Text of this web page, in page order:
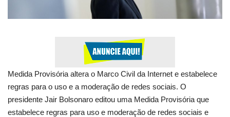
Internacional
Brasil
Medida Provisória altera o Marco Civil da Internet e estabelece
regras para o uso e a moderação de redes sociais. O
presidente Jair Bolsonaro editou uma Medida Provisória que
estabelece regras para uso e moderação de redes sociais e